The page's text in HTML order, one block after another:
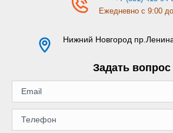
Ежедневно с 9:00
Нижний Новгород
Задать вопрос